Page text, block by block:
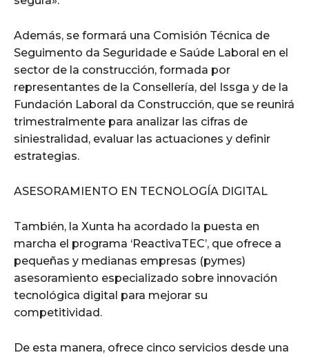
Además, se formará una Comisión Técnica de
Seguimento da Seguridade e Saúde Laboral en el
sector de la construcción, formada por
representantes de la Consellería, del Issga y de la
Fundación Laboral da Construcción, que se reunirá
trimestralmente para analizar las cifras de
siniestralidad, evaluar las actuaciones y definir
estrategias.
ASESORAMIENTO EN TECNOLOGÍA DIGITAL
También, la Xunta ha acordado la puesta en
marcha el programa ‘ReactivaTEC’, que ofrece a
pequeñas y medianas empresas (pymes)
asesoramiento especializado sobre innovación
tecnológica digital para mejorar su
competitividad.
De esta manera, ofrece cinco servicios desde una